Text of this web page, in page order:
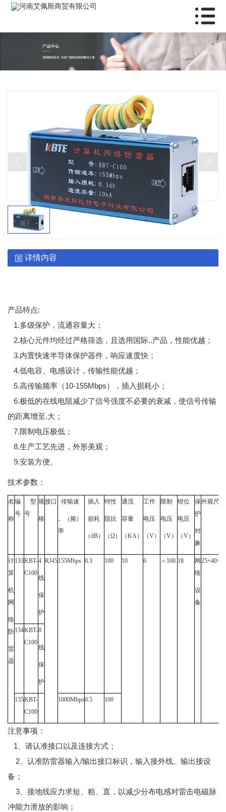
详情内容
产品特点:
1.多级保护，流通容量大；
2.核心元件均经过严格筛选，且选用国际..产品，性能优越；
3.内置快速半导体保护器件，响应速度快；
4.低电容、电感设计，传输性能优越；
5.高传输频率（10-155Mbps），插入损耗小；
6.极低的在线电阻减少了信号强度不必要的衰减，使信号传输
的距离增至.大；
7.限制电压极低；
8.生产工艺先进，外形美观；
9.安装方便。
技术参数：
名
称
编
号
型
号
规
格
接口 传输速
。（频）
率
插入
损耗
（dB）
特性
阻抗
（Ω）
通流
容量
（KA）
工作
电压
（V）
限制
电压
（V）
钳位
电压
（V）
保
护
对
象
外观尺寸
计
算
机
网
络
防
雷
器
133KBT-
C100
4
线
保
护
RJ45155Mbps 0.3 100 10 6 ＜100 18
网
络
设
备
25×40×94
134KBT-
C100
8
线
保
护
135KBT-
C100
1000Mbps0.5 100
注意事项：
1、请认准接口以及连接方式；
2、认准防雷器输入/输出接口标识，输入接外线、输出接设
备；
3、接地线应力求短、粗、直，以减少分布电感对雷击电磁脉
冲能力泄放的影响；